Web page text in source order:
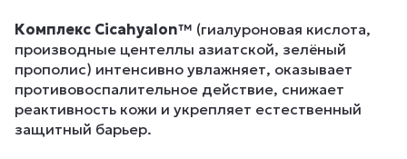
Комплекс Cicahyalon™ (гиалуроновая кислота,
производные центеллы азиатской, зелёный
прополис) интенсивно увлажняет, оказывает
противовоспалительное действие, снижает
реактивность кожи и укрепляет естественный
защитный барьер.